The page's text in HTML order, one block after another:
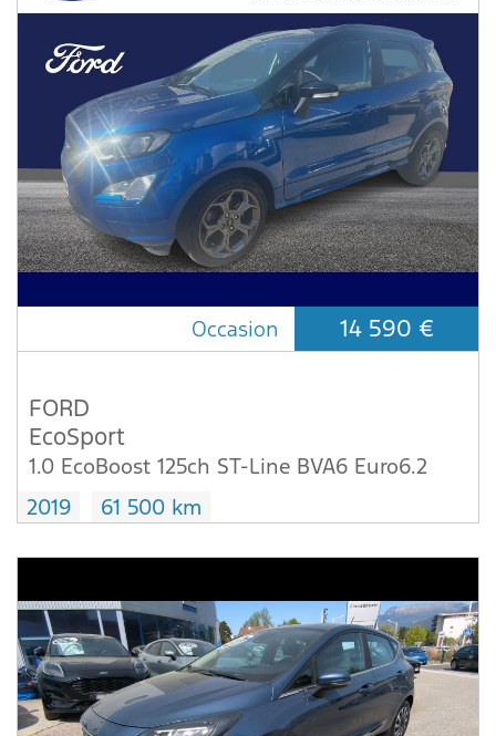
Occasion 14 590 €
FORD
EcoSport
1.0 EcoBoost 125ch ST-Line BVA6 Euro6.2
2019
61 500 km